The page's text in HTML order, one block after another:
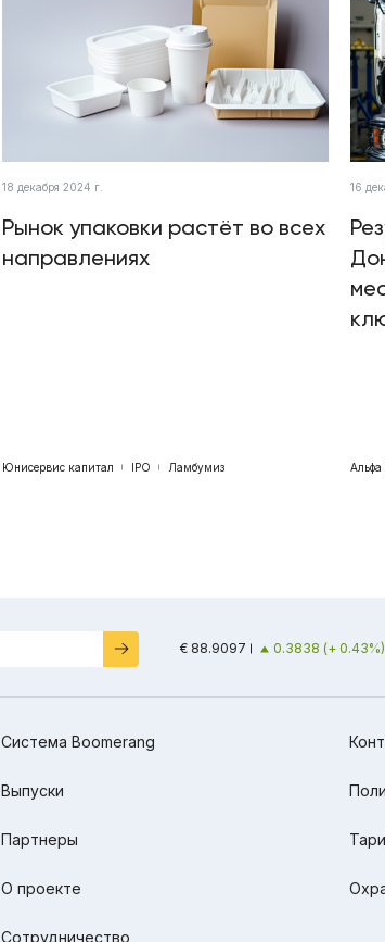
18 декабря 2024 г.
Рынок упаковки растёт во всех
направлениях
Юнисервис капитал IPO Ламбумиз
16
Альфа
€ 88.9097 0.3838 (+ 0.43%)
Система Boomerang
Выпуски
Партнеры
О проекте
Сотрудничество